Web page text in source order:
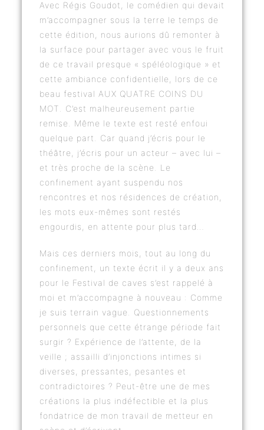
Avec Régis Goudot, le comédien qui devait
m’accompagner sous la terre le temps de
cette édition, nous aurions dû remonter à
la surface pour partager avec vous le fruit
de ce travail presque « spéléologique » et
cette ambiance confidentielle, lors de ce
beau festival AUX QUATRE COINS DU
MOT. C’est malheureusement partie
remise. Même le texte est resté enfoui
quelque part. Car quand j’écris pour le
théâtre, j’écris pour un acteur – avec lui –
et très proche de la scène. Le
confinement ayant suspendu nos
rencontres et nos résidences de création,
les mots eux-mêmes sont restés
engourdis, en attente pour plus tard…
Mais ces derniers mois, tout au long du
confinement, un texte écrit il y a deux ans
pour le Festival de caves s’est rappelé à
moi et m’accompagne à nouveau : Comme
je suis terrain vague. Questionnements
personnels que cette étrange période fait
surgir ? Expérience de l’attente, de la
veille ; assailli d’injonctions intimes si
diverses, pressantes, pesantes et
contradictoires ? Peut-être une de mes
créations la plus indéfectible et la plus
fondatrice de mon travail de metteur en